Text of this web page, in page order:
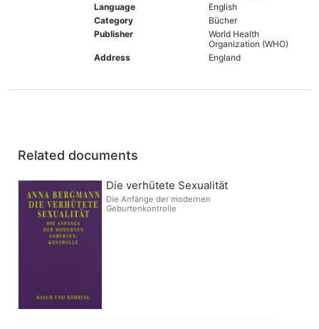
Language
English
Category
Bücher
Publisher
World Health
Organization (WHO)
Address
England
Related documents
Die verhütete Sexualität
Die Anfänge der modernen
Geburtenkontrolle